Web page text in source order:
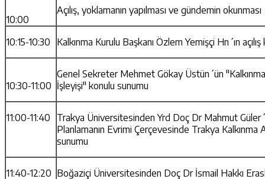
10:00
Açılış, yoklamanın yapılması ve gündemin okunması
10:15-10:30 Kalkınma Kurulu Başkanı Özlem Yemişçi Hn´ın açılış
10:30-11:00
Genel Sekreter Mehmet Gökay Üstün´ün
İşleyişi" konulu sunumu
11:00-11:40
Trakya Üniversitesinden Yrd Doç Dr Mahmut
Planlamanın Evrimi Çerçevesinde Trakya Kalkınma
sunumu
11:40-12:20 Boğaziçi Üniversitesinden Doç Dr İsmail Hakkı